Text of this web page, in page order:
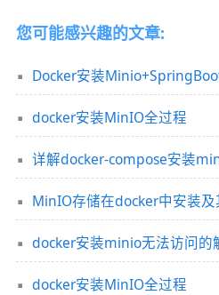
您可能感兴趣的文章:
Docker安装
docker安装MinIO全过程
详解docker-compose安装
MinIO存储在docker中安装
docker安装minio无法访问的
docker安装MinIO全过程